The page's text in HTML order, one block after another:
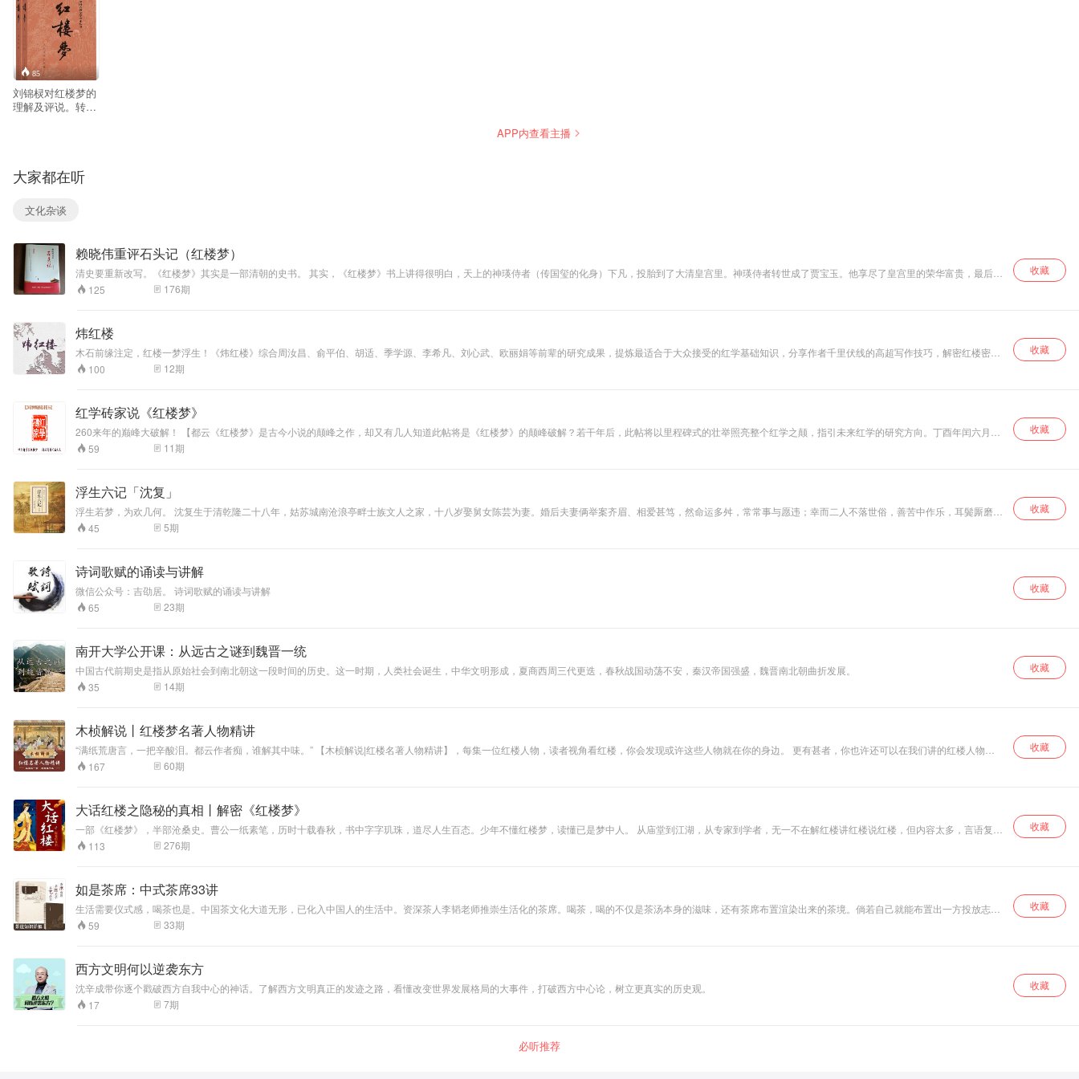
85
刘锦棂对红楼梦的
理解及评说。转载
APP内查看主播
大家都在听
文化杂谈
赖晓伟重评石头记（红楼梦）
清史要重新改写。《红楼梦》其实是一部清朝的史书。 其实，《红楼梦》书上讲得很明白，天上的神瑛侍者（传国玺的化身）下凡，投胎到了大清皇宫里。神瑛侍者转世成了贾宝玉。他享尽了皇宫里的荣华富贵，最后重
新变回石头，将在清宫里的所见所闻（宫闱秘史）刻在了石头之上，留给了后世。 原来，《红楼梦》的“红楼”二字其实是指紫禁城。书中的贾府其实就是大清皇家，大观园则是圆明园，贾宝玉其实是大清皇帝，林黛玉则
是大清皇后。在《红楼梦》的背面，竟然写着孝庄下嫁、顺治出家、雍正暴死、乾隆身世、董鄂妃之死等大量的清宫秘史。 本书《赖晓伟重评石头记》典藏版自2021年出版以来，被众多红楼梦迷誉为是对《红楼梦》真
125 176期
收藏
炜红楼
木石前缘注定，红楼一梦浮生！《炜红楼》综合周汝昌、俞平伯、胡适、季学源、李希凡、刘心武、欧丽娟等前辈的研究成果，提炼最适合于大众接受的红学基础知识，分享作者千里伏线的高超写作技巧，解密红楼密
码。与清朝密不可分的背景？宝黛钗湘最终结局究竟如何？神话中有怎样的深刻内涵？脂砚斋是谁？前世今生如何注定？听完再读，读完再听，红楼之美，妙不可言！ 假作真时真亦假，静听人世炜学说。炜学说，伴您走
上人生晋级之路！
100 12期
收藏
红学砖家说《红楼梦》
260来年的巅峰大破解！ 【都云《红楼梦》是古今小说的颠峰之作，却又有几人知道此帖将是《红楼梦》的颠峰破解？若干年后，此帖将以里程碑式的壮举照亮整个红学之颠，指引未来红学的研究方向。丁酉年闰六月廿
一。红学砖家】
59 11期
收藏
浮生六记「沈复」
浮生若梦，为欢几何。 沈复生于清乾隆二十八年，姑苏城南沧浪亭畔士族文人之家，十八岁娶舅女陈芸为妻。婚后夫妻俩举案齐眉、相爱甚笃，然命运多舛，常常事与愿违；幸而二人不落世俗，善苦中作乐，耳鬓厮磨二
十三年，至云积病身故，仍情深如旧。后，沈复离家漫游经历，因其以真言述真情，从不刻意造作，深为后世文人所推崇，流传至今，已成经典。
45 5期
收藏
诗词歌赋的诵读与讲解
微信公众号：吉劭居。 诗词歌赋的诵读与讲解
65
23期
收藏
南开大学公开课：从远古之谜到魏晋一统
中国古代前期史是指从原始社会到南北朝这一段时间的历史。这一时期，人类社会诞生，中华文明形成，夏商西周三代更迭，春秋战国动荡不安，秦汉帝国强盛，魏晋南北朝曲折发展。
35
14期
收藏
木桢解说丨红楼梦名著人物精讲
“满纸荒唐言，一把辛酸泪。都云作者痴，谁解其中味。” 【木桢解说|红楼名著人物精讲】，每集一位红楼人物，读者视角看红楼，你会发现或许这些人物就在你的身边。 更有甚者，你也许还可以在我们讲的红楼人物身
上，找到你自己的影子。 这是他们的故事，也是我们的故事。
167 60期
收藏
大话红楼之隐秘的真相丨解密《红楼梦》
一部《红楼梦》，半部沧桑史。曹公一纸素笔，历时十载春秋，书中字字玑珠，道尽人生百态。少年不懂红楼梦，读懂已是梦中人。 从庙堂到江湖，从专家到学者，无一不在解红楼讲红楼说红楼，但内容太多，言语复
杂，许多人甚至都摸不到荣国府的大门，让《红楼梦》距离普通人越来越远了。 同时曹雪芹是个“狡猾”的作者，他用文字构建了一部表层《红楼梦》，把另一部《红楼梦》留给读者，期待我们用自己的生平所闻和想象力
去填补去完成。 小宝带你细细品味作者那无数次经过考究的言语，抽丝剥茧，破解文本中的密码，引用部分脂砚斋的批语，加上自己的创见，以全景方式品读这部社群文化的百科全书。领你走进真正的大观园，弥补你那
113 276期
收藏
如是茶席：中式茶席33讲
生活需要仪式感，喝茶也是。中国茶文化大道无形，已化入中国人的生活中。资深茶人李韬老师推崇生活化的茶席。喝茶，喝的不仅是茶汤本身的滋味，还有茶席布置渲染出来的茶境。倘若自己就能布置出一方投放志趣
且充满空间美学的茶席，那岂不是悠哉妙哉！ 茶人的生命力即茶汤的表现力，而茶汤的表现力来自茶人所营造的茶的色、声、香、味、触、法和喝茶人的眼、耳、鼻、舌、身、意的感知。如果茶空间的陈设、茶器的手
感、茶会雅集的仪轨……只是为了所谓的“雅”而进行堆砌，而不能对我们所泡的茶产生有意义的影响，那么只会冲淡茶汤的表现力，却无法维持茶人长久的生命力。茶席来源于生活，而高于生活。 茶席之美，是视觉与心
59 33期
收藏
西方文明何以逆袭东方
沈辛成带你逐个戳破西方自我中心的神话。了解西方文明真正的发迹之路，看懂改变世界发展格局的大事件，打破西方中心论，树立更真实的历史观。
17
7期
收藏
必听推荐